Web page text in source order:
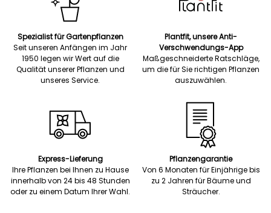
Spezialist für Gartenpflanzen
Seit unseren Anfängen im Jahr
1950 legen wir Wert auf die
Qualität unserer Pflanzen und
unseres Service.
Plantfit, unsere Anti-
Verschwendungs-App
Maßgeschneiderte Ratschläge,
um die für Sie richtigen Pflanzen
auszuwählen.
Express-Lieferung
Ihre Pflanzen bei Ihnen zu Hause
innerhalb von 24 bis 48 Stunden
oder zu einem Datum Ihrer Wahl.
Pflanzengarantie
Von 6 Monaten für Einjährige bis
zu 2 Jahren für Bäume und
Sträucher.